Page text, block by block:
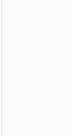
เอเ
เย
นิกก